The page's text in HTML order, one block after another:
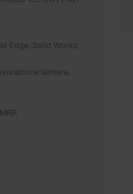
Edge, Solid Works,
lamiera,